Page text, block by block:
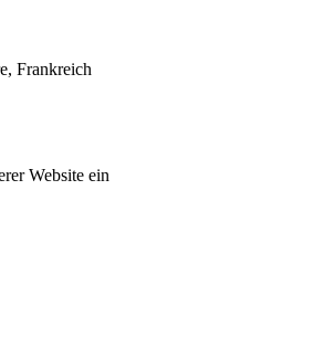
Frankreich
Website ein